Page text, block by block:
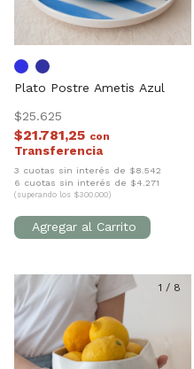
Plato Postre Ametis Azul
$25.625
$21.781,25 con
3 cuotas sin interés de $8.542
6 cuotas sin interés de $4.271
(superando los $300.000)
1 / 8